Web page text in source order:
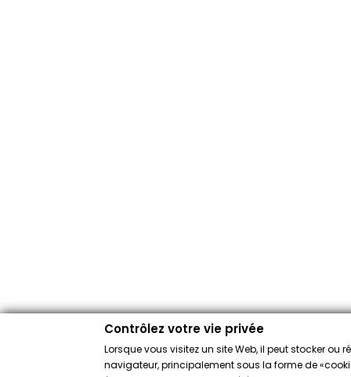
Contrôlez votre vie privée
Lorsque vous visitez un site Web, il peut stocker ou
navigateur, principalement sous la forme de